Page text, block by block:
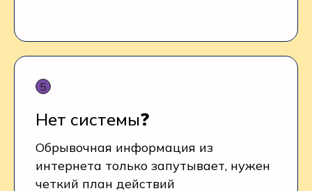
Нет системы❓
Обрывочная информация из
интернета только запутывает, нужен
четкий план действий